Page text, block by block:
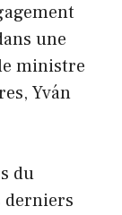
une
ministre
Yván
du
derniers